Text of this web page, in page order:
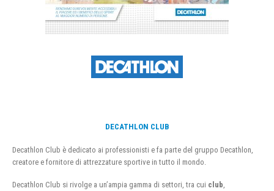
DECATHLON CLUB
Decathlon Club è dedicato ai professionisti e fa parte del gruppo Decathlon,
creatore e fornitore di attrezzature sportive in tutto il mondo.
Decathlon Club si rivolge a un’ampia gamma di settori, tra cui club